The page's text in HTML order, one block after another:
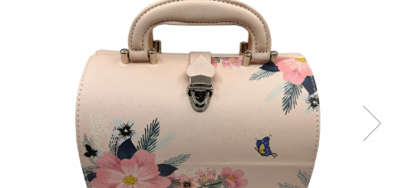
Cele mai noi
Cele mai vandute
Cele mai votate
0 Lei - 100 Lei